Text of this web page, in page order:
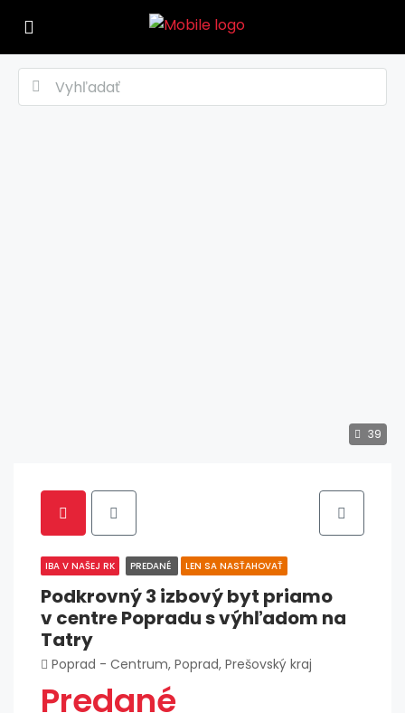
39
IBA V NAŠEJ RK PREDANÉ LEN SA NASŤAHOVAŤ
Podkrovný 3 izbový byt priamo
v centre Popradu s výhľadom na
Tatry
Poprad - Centrum, Poprad, Prešovský kraj
Predané